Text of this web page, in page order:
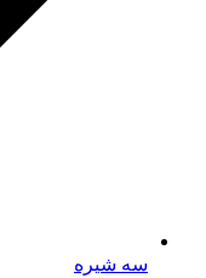
سه شیره